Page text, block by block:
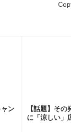
ン
【話題】そ
に「涼しい」